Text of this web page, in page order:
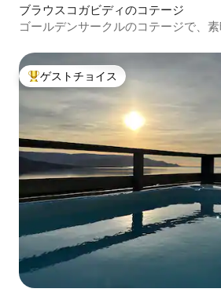
ブラウスコガビディのコテージ
ゴールデンサークルのコテージで、
大好評のゲストチョイスです。
ゲストチョイス